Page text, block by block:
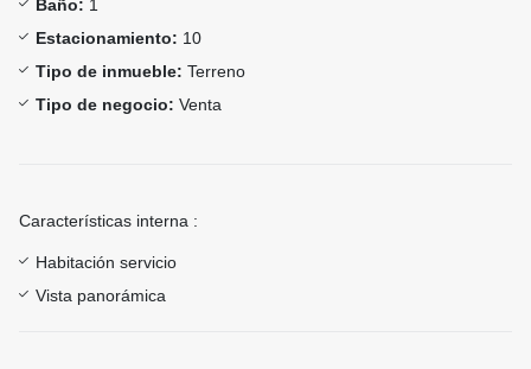
Baño: 1
Estacionamiento: 10
Tipo de inmueble: Terreno
Tipo de negocio: Venta
Características interna :
Habitación servicio
Vista panorámica